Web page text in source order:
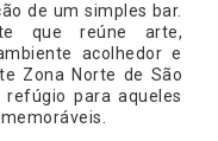
de um simples bar.
que reúne arte,
acolhedor e
Zona Norte de São
para aqueles